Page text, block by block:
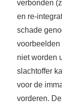
verbonden
en re-
schade
voorbeelden
niet worden
slachtoffer
voor de
vorderen. De